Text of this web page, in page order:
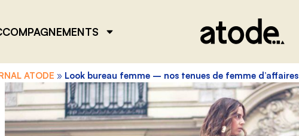
ATODE » Look bureau femme – nos tenues de femme d’affaires